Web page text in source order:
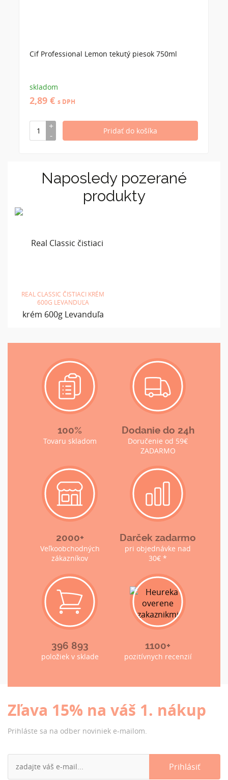
Cif Professional Lemon tekutý piesok 750ml
skladom
2,89 € s DPH
Naposledy pozerané
produkty
REAL CLASSIC ČISTIACI KRÉM
600G LEVANDUĽA
100%
Tovaru skladom
Dodanie do 24h
Doručenie od 59€
ZADARMO
2000+
Veľkoobchodných
zákazníkov
Darček zadarmo
pri objednávke nad
30€ *
396 893
položiek v sklade
1100+
pozitívnych recenzií
Zľava 15% na váš 1. nákup
Prihláste sa na odber noviniek e-mailom.